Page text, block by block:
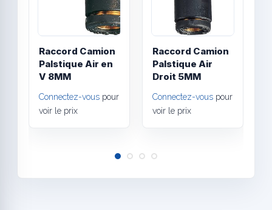
Raccord Camion
Palstique Air en
V 8MM
Connectez-vous pour
voir le prix
Raccord Camion
Palstique Air
Droit 5MM
Connectez-vous pour
voir le prix